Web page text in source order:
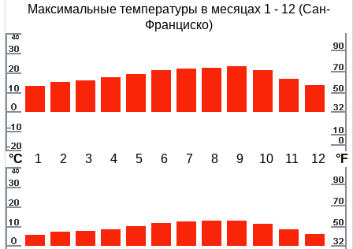
Максимальные температуры в месяцах 1 - 12 (Сан-
Франциско)
°C 1 2 3 4 5 6 7 8 9 10 11 12 °F